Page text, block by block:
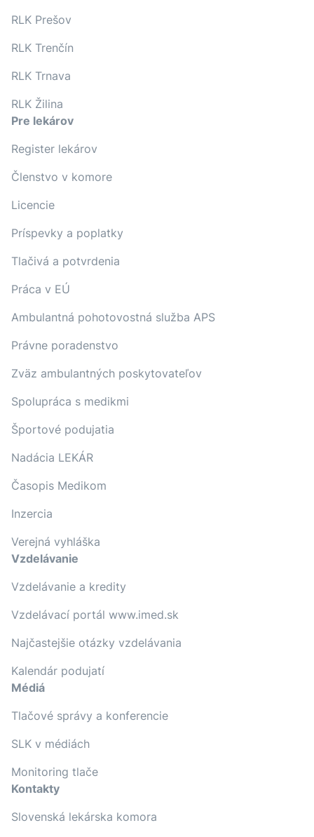
RLK Prešov
RLK Trenčín
RLK Trnava
RLK Žilina
Pre lekárov
Register lekárov
Členstvo v komore
Licencie
Príspevky a poplatky
Tlačivá a potvrdenia
Práca v EÚ
Ambulantná pohotovostná služba APS
Právne poradenstvo
Zväz ambulantných poskytovateľov
Spolupráca s medikmi
Športové podujatia
Nadácia LEKÁR
Časopis Medikom
Inzercia
Verejná vyhláška
Vzdelávanie
Vzdelávanie a kredity
Vzdelávací portál www.imed.sk
Najčastejšie otázky vzdelávania
Kalendár podujatí
Médiá
Tlačové správy a konferencie
SLK v médiách
Monitoring tlače
Kontakty
Slovenská lekárska komora